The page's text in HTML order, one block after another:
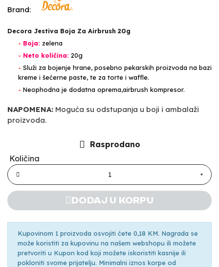
Brand:
Decora Jestiva Boja Za Airbrush 20g
- Boja: zelena
- Neto količina: 20g
- Služi za bojenje hrane, posebno pekarskih proizvoda na bazi
kreme i šećerne paste, te za torte i waffle.
- Neophodna je dodatna oprema,airbrush kompresor.
NAPOMENA: Moguća su odstupanja u boji i ambalaži
proizvoda.
Rasprodano
Količina
DODAJ U KORPU
Kupovinom 1 proizvoda osvojiti ćete 0,18 KM. Nagrada se
može koristiti za kupovinu na našem webshopu ili možete
pretvoriti u Kupon kod koji možete iskoristiti kasnije ili
pokloniti svome prijatelju. Minimalni iznos korpe od